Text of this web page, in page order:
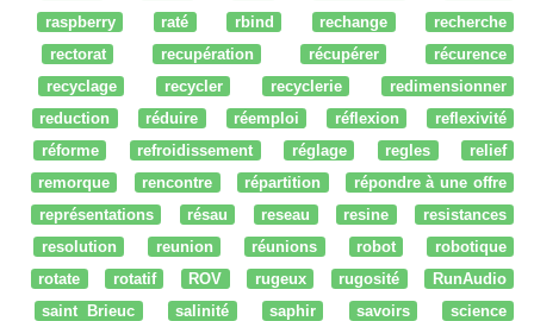
raspberry
raté rbind rechange
recherche
rectorat
recupération récupérer
récurence
recyclage
recycler recyclerie
redimensionner
reduction
réduire réemploi réflexion
reflexivité
réforme
refroidissement réglage regles
relief
remorque
rencontre répartition
répondre à une offre
représentations
résau reseau resine
resistances
resolution
reunion réunions robot
robotique
rotate
rotatif ROV rugeux rugosité
RunAudio
saint Brieuc
salinité saphir savoirs
science